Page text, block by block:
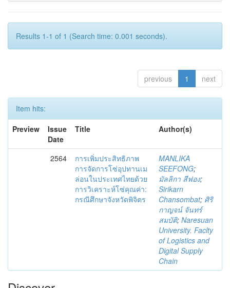
Results 1-1 of 1 (Search time: 0.001 seconds).
previous 1 next
Item hits:
Preview
Issue
Date
Title Author(s)
2564
การเพิ่มประสิทธิภาพ
การจัดการโซ่อุปทานเม
ล่อนในประเทศไทยด้วย
การวิเคราะห์โซ่คุณค่า:
กรณีศึกษาจังหวัดพิจิตร
MANLIKA
SEEFONG;
มัลลิกา สีฟอง;
Sirikarn
Chansombat; ศิริ
กาญจน์ จันทร์
สมบัติ; Naresuan
University. Faclty
of Logistics and
Digital Supply
Chain